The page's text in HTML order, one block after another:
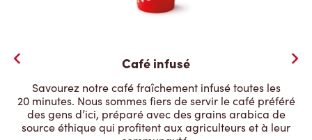
Café infusé
Savourez notre café fraîchement infusé toutes les
20 minutes. Nous sommes fiers de servir le café préféré
des gens d’ici, préparé avec des grains arabica de
source éthique qui profitent aux agriculteurs et à leur